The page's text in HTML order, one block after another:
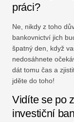
práci?
Ne, nikdy z toho
bankovnictví jich
špatný den, když
nedosáhnete
dát tomu čas a
jděte do toho!
Vidíte se po
investiční